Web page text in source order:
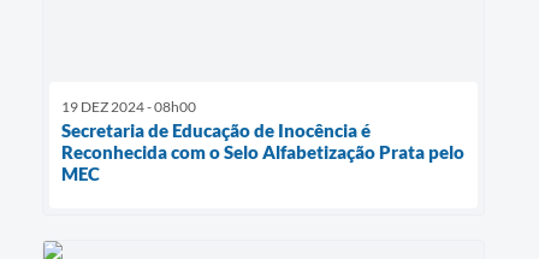
19 DEZ 2024 - 08h00
Secretaria de Educação de Inocência é
Reconhecida com o Selo Alfabetização Prata pelo
MEC